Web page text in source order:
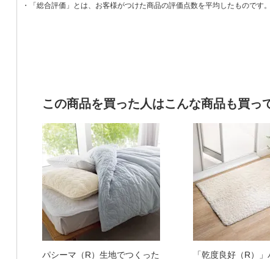
・「総合評価」とは、お客様がつけた商品の評価点数を平均したものです
この商品を買った人はこんな商品も買っ
パシーマ（R）生地でつくった
「乾度良好（R）